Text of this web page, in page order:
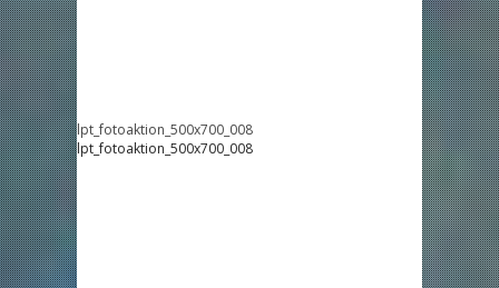
lpt_fotoaktion_500x700_008
lpt_fotoaktion_500x700_008